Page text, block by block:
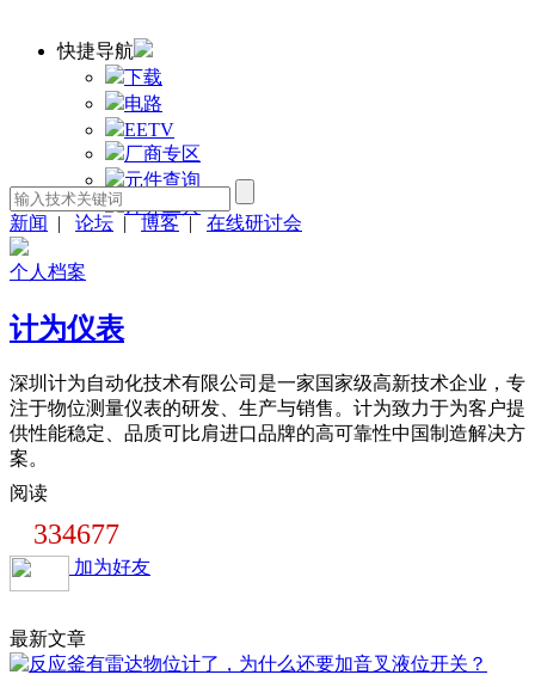
快捷导航
下载
电路
EETV
厂商专区
元件查询
计算工具
新闻
| 论坛 | 博客 | 在线研讨会
个人档案
计为仪表
深圳计为自动化技术有限公司是一家国家级高新技术企业，专
注于物位测量仪表的研发、生产与销售。计为致力于为客户提
供性能稳定、品质可比肩进口品牌的高可靠性中国制造解决方
案。
阅读
334677
加为好友
最新文章